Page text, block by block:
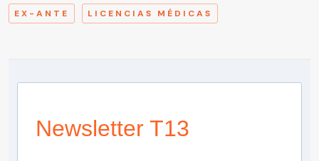
EX-ANTE LICENCIAS MÉDICAS
Newsletter T13